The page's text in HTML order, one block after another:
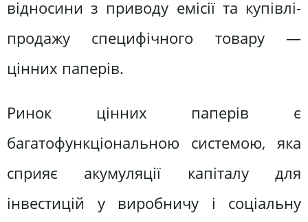
відносини з приводу емісії та купівлі-
продажу специфічного товару —
цінних паперів.
Ринок цінних паперів є
багатофункціональною системою, яка
сприяє акумуляції капіталу для
інвестицій у виробничу і соціальну